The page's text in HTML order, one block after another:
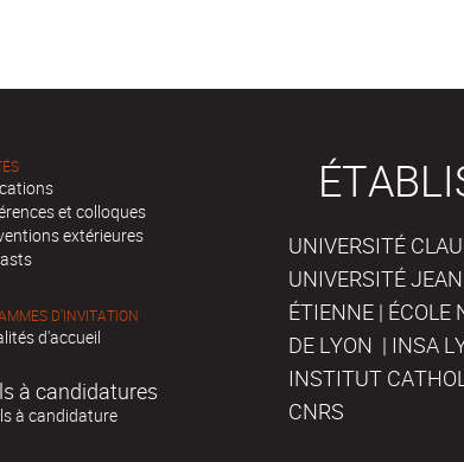
et colloques
extérieures
D'INVITATION
d'accueil
à candidatures
à candidature
UNIVERSITÉ
UNIVERSITÉ
ÉTIENNE | ÉCOLE
DE LYON | INSA
INSTITUT
CNRS